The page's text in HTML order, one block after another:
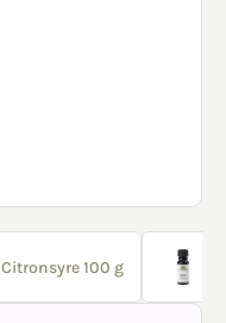
Citronsyre 100 g